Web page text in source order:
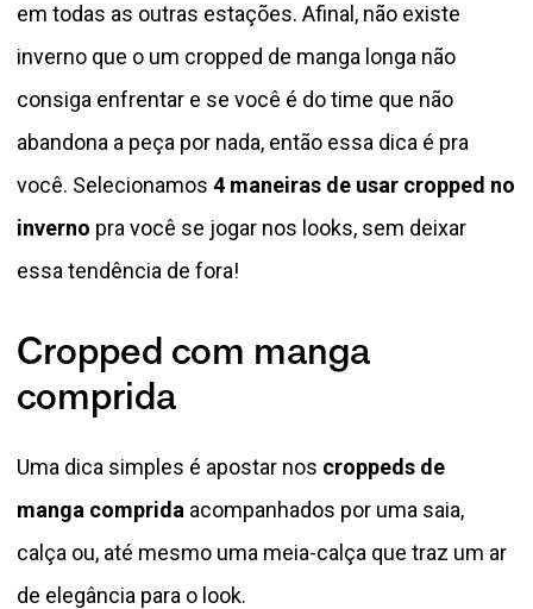
em todas as outras estações. Afinal, não existe
inverno que o um cropped de manga longa não
consiga enfrentar e se você é do time que não
abandona a peça por nada, então essa dica é pra
você. Selecionamos 4 maneiras de usar cropped no
inverno pra você se jogar nos looks, sem deixar
essa tendência de fora!
Cropped com manga
comprida
Uma dica simples é apostar nos croppeds de
manga comprida acompanhados por uma saia,
calça ou, até mesmo uma meia-calça que traz um ar
de elegância para o look.